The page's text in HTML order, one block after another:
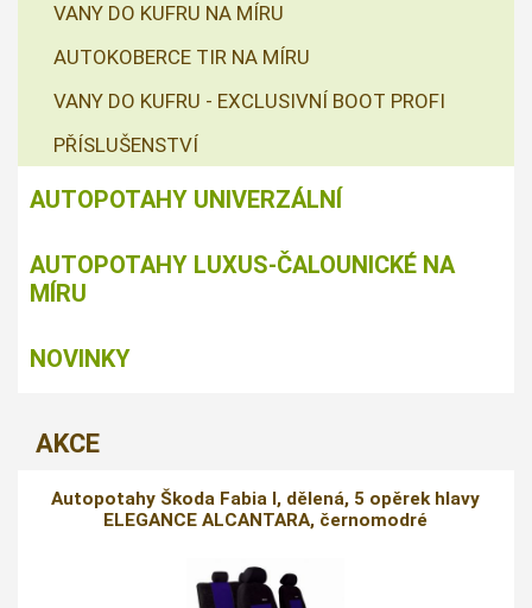
VANY DO KUFRU NA MÍRU
AUTOKOBERCE TIR NA MÍRU
VANY DO KUFRU - EXCLUSIVNÍ BOOT PROFI
PŘÍSLUŠENSTVÍ
AUTOPOTAHY UNIVERZÁLNÍ
AUTOPOTAHY LUXUS-ČALOUNICKÉ NA
MÍRU
NOVINKY
AKCE
Autopotahy Škoda Fabia I, dělená, 5 opěrek hlavy
ELEGANCE ALCANTARA, černomodré